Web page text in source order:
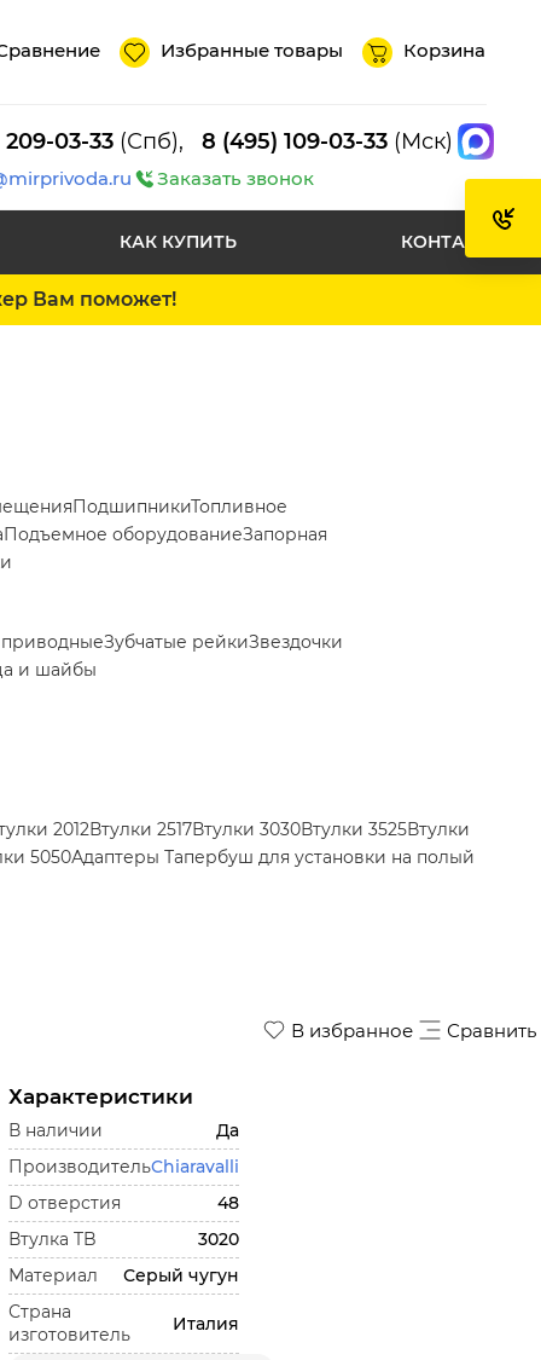
Избранные товары Корзина
209-03-33 (Спб), 8 (495) 109-03-33 (Мск)
Заказать звонок
КАК КУПИТЬ КОНТАКТЫ
Вам поможет!
ПодшипникиТопливное
Подъемное оборудованиеЗапорная
Зубчатые рейкиЗвездочки
и шайбы
2012Втулки 2517Втулки 3030Втулки 3525Втулки
5050Адаптеры Тапербуш для установки на полый
В избранное Сравнить
Характеристики
В наличии
Да
ПроизводительChiaravalli
D отверстия
48
Втулка TB
3020
Материал
Серый чугун
Страна
изготовитель
Италия